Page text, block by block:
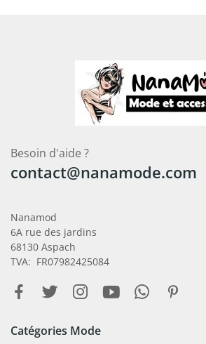
Besoin d'aide ?
contact@nanamode.com
Nanamod
6A rue des jardins
68130 Aspach
TVA: FR07982425084
Catégories Mode